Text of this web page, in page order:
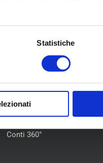
Statistiche
COLLABORAZIONI
Conti 360°